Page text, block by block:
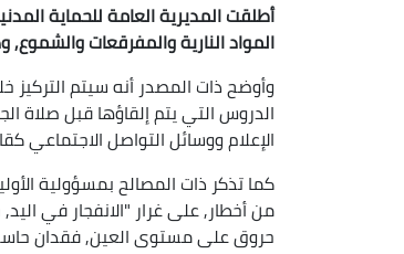
أطلقت المديرية العامة للحماية
المواد النارية والمفرقعات
وأوضح ذات المصدر أنه سيتم التركيز
الدروس التي يتم إلقاؤها قبل صلاة
الإعلام ووسائل التواصل الاجتماعي
كما تذكر ذات المصالح بمسؤولية
من أخطار, على غرار "الانفجار في
حروق على مستوى العين, فقدان حاسة